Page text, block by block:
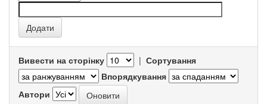
Вивести на сторінку | Сортування
Впорядкування
Автори